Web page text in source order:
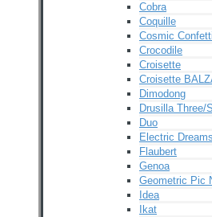
Cobra
Coquille
Cosmic Confetti
Crocodile
Croisette
Croisette
Dimodong
Drusilla Three/
Duo
Electric Dreams
Flaubert
Genoa
Geometric Pic
Idea
Ikat